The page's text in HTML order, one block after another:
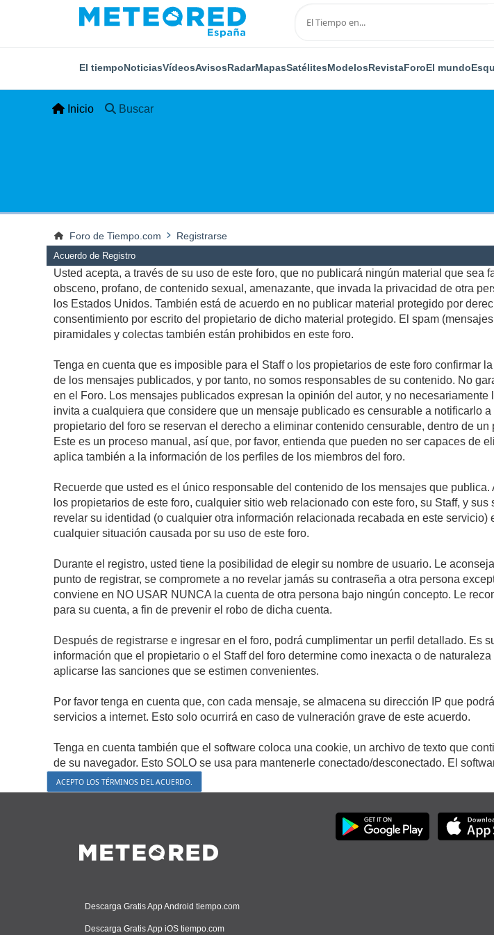
El tiempoNoticiasVídeosAvisosRadarMapasSatélitesModelosRevistaForoEl mundo
Inicio Buscar
Foro de Tiempo.com Registrarse
Acuerdo de Registro
Usted acepta, a través de su uso de este foro, que no publicará ningún material que
obsceno, profano, de contenido sexual, amenazante, que invada la privacidad de otra
los Estados Unidos. También está de acuerdo en no publicar material protegido por
consentimiento por escrito del propietario de dicho material protegido. El spam
piramidales y colectas también están prohibidos en este foro.
Tenga en cuenta que es imposible para el Staff o los propietarios de este foro confirmar
de los mensajes publicados, y por tanto, no somos responsables de su contenido. No
en el Foro. Los mensajes publicados expresan la opinión del autor, y no
invita a cualquiera que considere que un mensaje publicado es censurable a notificarlo
propietario del foro se reservan el derecho a eliminar contenido censurable, dentro de
Este es un proceso manual, así que, por favor, entienda que pueden no ser capaces
aplica también a la información de los perfiles de los miembros del foro.
Recuerde que usted es el único responsable del contenido de los mensajes que
los propietarios de este foro, cualquier sitio web relacionado con este foro, su Staff, y
revelar su identidad (o cualquier otra información relacionada recabada en este
cualquier situación causada por su uso de este foro.
Durante el registro, usted tiene la posibilidad de elegir su nombre de usuario. Le
punto de registrar, se compromete a no revelar jamás su contraseña a otra persona
conviene en NO USAR NUNCA la cuenta de otra persona bajo ningún concepto. Le
para su cuenta, a fin de prevenir el robo de dicha cuenta.
Después de registrarse e ingresar en el foro, podrá cumplimentar un perfil detallado.
información que el propietario o el Staff del foro determine como inexacta o de
aplicarse las sanciones que se estimen convenientes.
Por favor tenga en cuenta que, con cada mensaje, se almacena su dirección IP que
servicios a internet. Esto solo ocurrirá en caso de vulneración grave de este acuerdo.
Tenga en cuenta también que el software coloca una cookie, un archivo de texto que
de su navegador. Esto SOLO se usa para mantenerle conectado/desconectado. El
Descarga Gratis App Android tiempo.com
Descarga Gratis App iOS tiempo.com